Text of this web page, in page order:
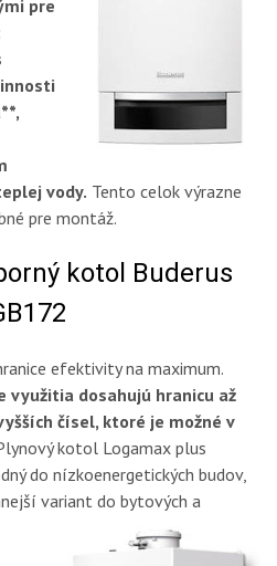
pre
vody. Tento celok výrazne
pre montáž.
kotol Buderus
efektivity na maximum.
využitia dosahujú hranicu až
čísel, ktoré je možné v
kotol Logamax plus
do nízkoenergetických budov,
variant do bytových a